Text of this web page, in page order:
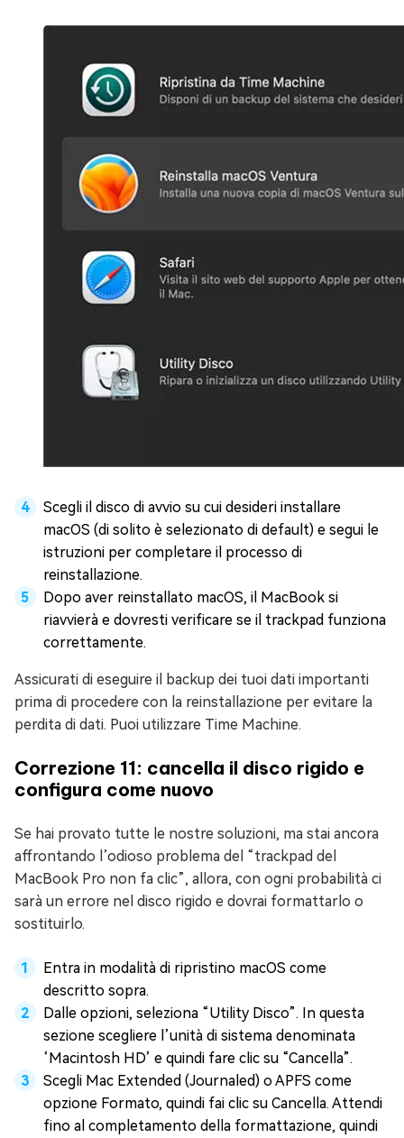
Scegli il disco di avvio su cui desideri installare
macOS (di solito è selezionato di default) e segui le
istruzioni per completare il processo di
reinstallazione.
Dopo aver reinstallato macOS, il MacBook si
riavvierà e dovresti verificare se il trackpad funziona
correttamente.
Assicurati di eseguire il backup dei tuoi dati importanti
prima di procedere con la reinstallazione per evitare la
perdita di dati. Puoi utilizzare Time Machine.
Correzione 11: cancella il disco rigido e
configura come nuovo
Se hai provato tutte le nostre soluzioni, ma stai ancora
affrontando l’odioso problema del “trackpad del
MacBook Pro non fa clic”, allora, con ogni probabilità ci
sarà un errore nel disco rigido e dovrai formattarlo o
sostituirlo.
Entra in modalità di ripristino macOS come
descritto sopra.
Dalle opzioni, seleziona “Utility Disco”. In questa
sezione scegliere l’unità di sistema denominata
‘Macintosh HD’ e quindi fare clic su “Cancella”.
Scegli Mac Extended (Journaled) o APFS come
opzione Formato, quindi fai clic su Cancella. Attendi
fino al completamento della formattazione, quindi